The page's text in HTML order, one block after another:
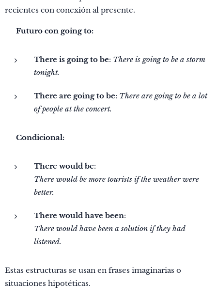
recientes con conexión al presente.
Futuro con going to:
There is going to be: There is going to be a storm
tonight.
There are going to be: There are going to be a lot
of people at the concert.
Condicional:
There would be:
There would be more tourists if the weather were
better.
There would have been:
There would have been a solution if they had
listened.
Estas estructuras se usan en frases imaginarias o
situaciones hipotéticas.